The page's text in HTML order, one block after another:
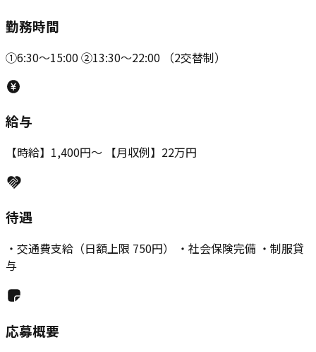
勤務時間
①6:30～15:00 ②13:30～22:00 （2交替制）
給与
【時給】1,400円～ 【月収例】22万円
待遇
・交通費支給（日額上限 750円） ・社会保険完備 ・制服貸
与
応募概要